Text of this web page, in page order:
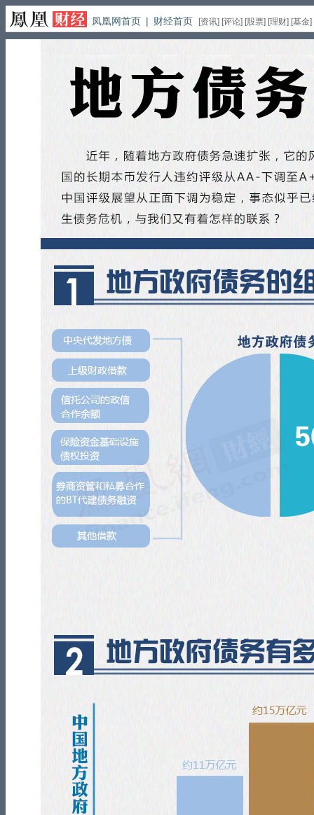
凤凰网首页 | 财经首页 [资讯] [评论] [股票] [理财] [基金]